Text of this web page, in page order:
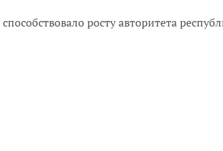
росту авторитета